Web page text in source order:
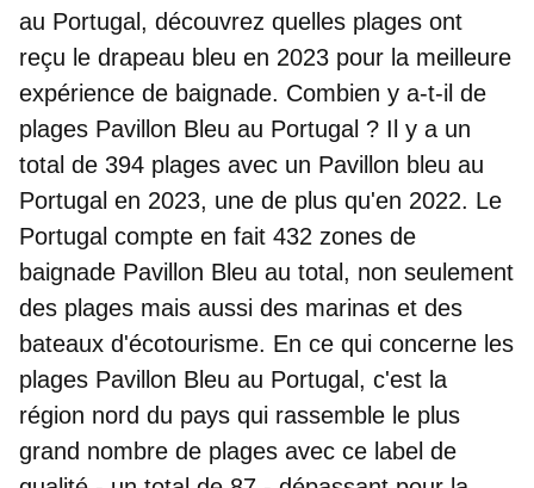
au Portugal, découvrez quelles plages ont
reçu le drapeau bleu en 2023 pour la meilleure
expérience de baignade. Combien y a-t-il de
plages Pavillon Bleu au Portugal ? Il y a un
total de 394 plages avec un Pavillon bleu au
Portugal en 2023, une de plus qu'en 2022. Le
Portugal compte en fait 432 zones de
baignade Pavillon Bleu au total, non seulement
des plages mais aussi des marinas et des
bateaux d'écotourisme. En ce qui concerne les
plages Pavillon Bleu au Portugal, c'est la
région nord du pays qui rassemble le plus
grand nombre de plages avec ce label de